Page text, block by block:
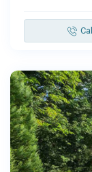
Call